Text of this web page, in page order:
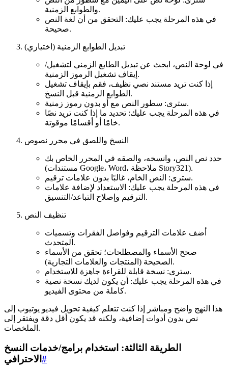
والطوابع الزمنية.
في هذه المرحلة يجب عليك: التحقق من أن لغة النص
صحيحة.
تبديل الطوابع الزمنية (اختياري)
في لوحة النص، ابحث عن تبديل الطابع الزمني لتشغيل/
إيقاف تشغيل الرموز الزمنية.
إذا كنت تريد مستند نصي نظيف، فقم بإيقاف تشغيل
الطوابع الزمنية قبل النسخ.
سترى: سطور النص مع أو بدون رموز زمنية.
في هذه المرحلة يجب عليك: تحديد ما إذا كنت تريد نصًا
خامًا أو أقسامًا موقوتة.
النسخ واللصق في محرر نصوص
حدد نص النص، وانسخه، والصقه في المحرر الخاص بك
(مستندات Google، Word، ملاحظة Story321).
سترى: النص الخام، غالبًا بدون علامات ترقيم.
في هذه المرحلة يجب عليك: الاستعداد لإضافة علامات
الترقيم وإصلاح التباعد/التنسيق.
تنظيف النص
أضف علامات الترقيم وفواصل الفقرات وتسميات
المتحدث.
صحح الأسماء والمصطلحات؛ تحقق من الأسماء
الصحيحة (المنتجات والعلامات التجارية).
سترى: نسخة قابلة للقراءة جاهزة للاستخدام.
في هذه المرحلة يجب عليك: أن يكون لديك نسخة نصية
كاملة من محتوى الفيديو.
هذا النهج واضح ومباشر إذا كنت تتعلم كيفية تحويل فيديو يوتيوب إلى
نص بدون أدوات إضافية، ولكنه قد يكون أقل دقة ويفتقر إلى
الملخصات.
الطريقة الثالثة: استخدام برامج/خدمات النسخ
الاحترافي #